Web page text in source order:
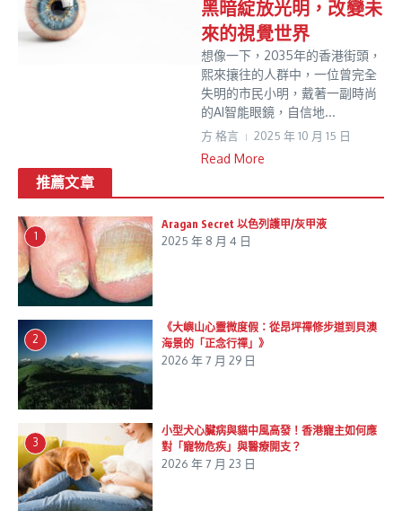
黑暗綻放光明，改變未
來的視覺世界
想像一下，2035年的香港街頭，
熙來攘往的人群中，一位曾完全
失明的市民小明，戴著一副時尚
的AI智能眼鏡，自信地...
方 格言 2025 年 10 月 15 日
Read More
推薦文章
1
Aragan Secret 以色列護甲/灰甲液
2025 年 8 月 4 日
2
《大嶼山心靈微度假：從昂坪禪修步道到貝澳
海景的「正念行禪」》
2026 年 7 月 29 日
3
小型犬心臟病與貓中風高發！香港寵主如何應
對「寵物危疾」與醫療開支？
2026 年 7 月 23 日